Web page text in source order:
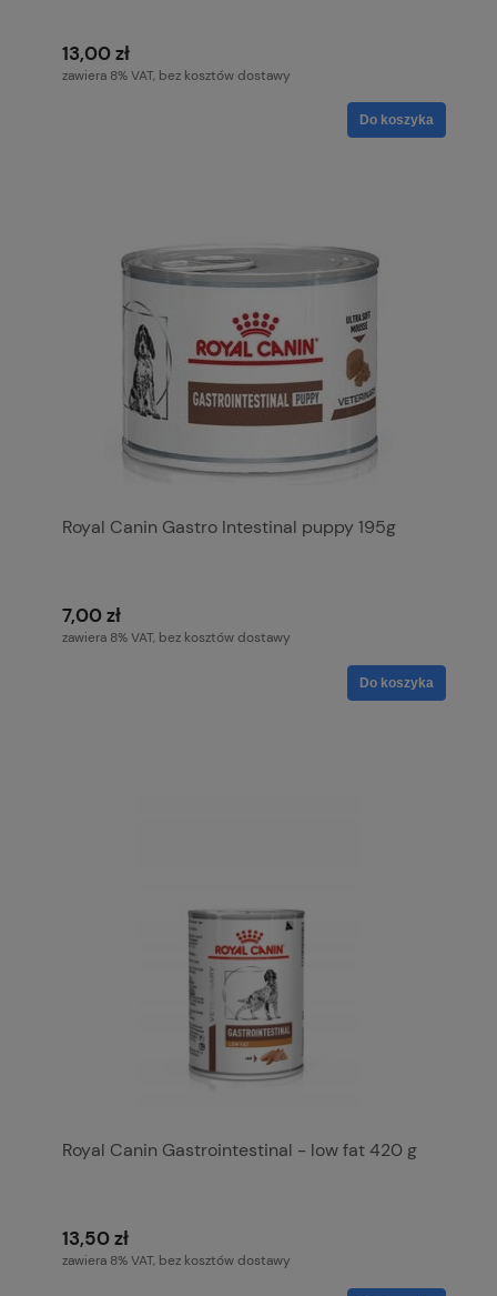
13,00 zł
zawiera 8% VAT, bez kosztów dostawy
Do koszyka
Royal Canin Gastro Intestinal puppy 195g
7,00 zł
zawiera 8% VAT, bez kosztów dostawy
Do koszyka
Royal Canin Gastrointestinal - low fat 420 g
13,50 zł
zawiera 8% VAT, bez kosztów dostawy